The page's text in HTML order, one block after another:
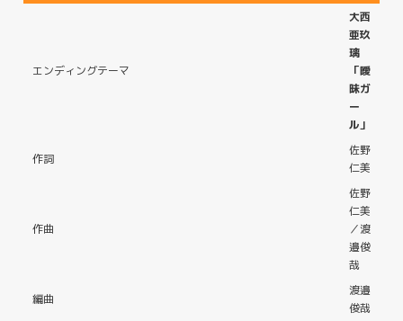
エンディングテーマ
大西
亜玖
璃
「曖
昧ガ
ー
ル」
作詞
佐野
仁美
作曲
佐野
仁美
／渡
邉俊
哉
編曲
渡邉
俊哉